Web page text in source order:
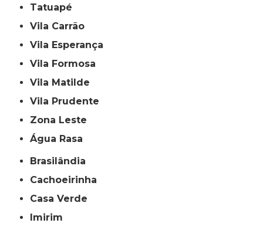
Tatuapé
Vila Carrão
Vila Esperança
Vila Formosa
Vila Matilde
Vila Prudente
Zona Leste
Água Rasa
Brasilândia
Cachoeirinha
Casa Verde
Imirim